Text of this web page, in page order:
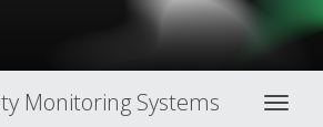
Monitoring Systems